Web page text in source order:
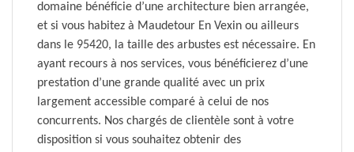
domaine bénéficie d’une architecture bien arrangée,
et si vous habitez à Maudetour En Vexin ou ailleurs
dans le 95420, la taille des arbustes est nécessaire. En
ayant recours à nos services, vous bénéficierez d’une
prestation d’une grande qualité avec un prix
largement accessible comparé à celui de nos
concurrents. Nos chargés de clientèle sont à votre
disposition si vous souhaitez obtenir des